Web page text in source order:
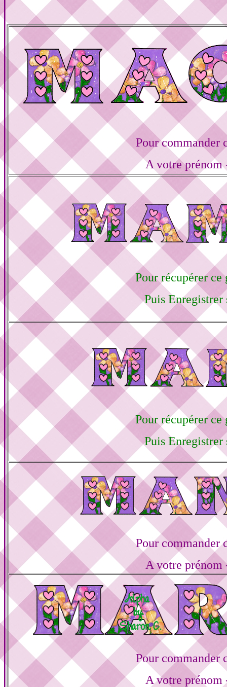
Pour commander
A votre prénom
Pour récupérer
Puis Enregistrer
Pour récupérer
Puis Enregistrer
Pour commander
A votre prénom
Pour commander
A votre prénom